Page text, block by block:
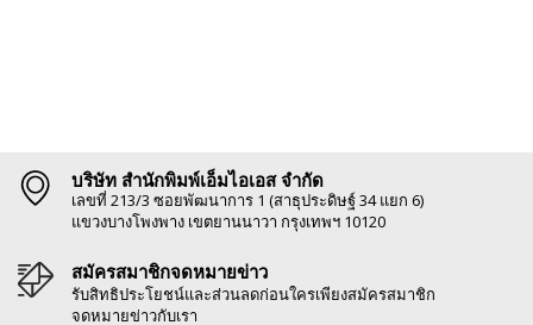
บริษัท สำนักพิมพ์เอ็มไอเอส จำกัด
เลขที่ 213/3 ซอยพัฒนาการ 1 (สาธุประดิษฐ์ 34 แยก 6)
แขวงบางโพงพาง เขตยานนาวา กรุงเทพฯ 10120
สมัครสมาชิกจดหมายข่าว
รับสิทธิประโยชน์และส่วนลดก่อนใครเพียงสมัครสมาชิก
จดหมายข่าวกับเรา